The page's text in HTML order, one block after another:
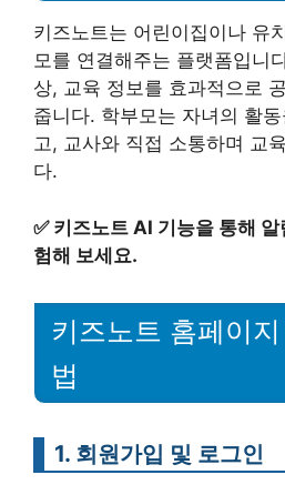
키즈노트는 어린이집이나 유
모를 연결해주는 플랫폼입니
상, 교육 정보를 효과적으로
줍니다. 학부모는 자녀의 활
고, 교사와 직접 소통하며 교
다.
✅ 키즈노트 AI 기능을 통해
험해 보세요.
키즈노트 홈페이
법
1. 회원가입 및 로그인